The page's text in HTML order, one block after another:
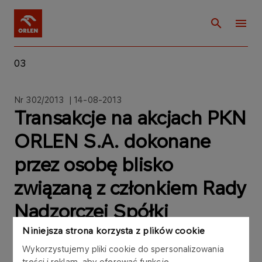
Niniejsza strona korzysta z plików cookie
Wykorzystujemy pliki cookie do spersonalizowania
03
Nr 302/2013 | 14-08-2013
Transakcje na akcjach PKN
ORLEN S.A. dokonane
przez osobę blisko
związaną z członkiem Rady
Nadzorczej Spółki